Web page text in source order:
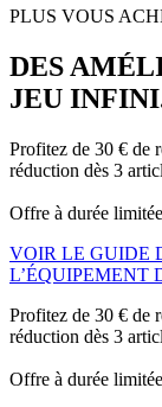
PLUS VOUS
DES
JEU
Profitez de 30 € de
réduction dès 3
Offre à durée
VOIR LE GUIDE
L’ÉQUIPEMENT
Profitez de 30 € de
réduction dès 3
Offre à durée